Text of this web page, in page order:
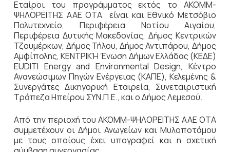
Εταίροι του προγράμματος εκτός το ΑΚΟΜΜ-
ΨΗΛΟΡΕΙΤΗΣ ΑΑΕ ΟΤΑ είναι και Εθνικό Μετσόβιο
Πολυτεχνείο, Περιφέρεια Νοτίου Αιγαίου,
Περιφέρεια Δυτικής Μακεδονίας, Δήμος Κεντρικών
Τζουμέρκων, Δήμος Τήλου, Δήμος Αντιπάρου, Δήμος
Αμφίπολης, ΚΕΝΤΡΙΚΉ Ένωση Δήμων Ελλάδας (ΚΕΔΕ)
EUDITI Energy and Environmental Design, Κέντρο
Ανανεώσιμων Πηγών Ενέργειας (ΚΑΠΕ), Κελεμένης &
Συνεργάτες Δικηγορική Εταιρεία, Συνεταιριστική
Τράπεζα Ηπείρου ΣΥΝ.Π.Ε., και ο Δήμος Λεμεσού.
Από την περιοχή του ΑΚΟΜΜ-ΨΗΛΟΡΕΙΤΗΣ ΑΑΕ ΟΤΑ
συμμετέχουν οι Δήμοι Ανωγείων και Μυλοποτάμου
με τους οποίους έχει υπογραφεί και η σχετική